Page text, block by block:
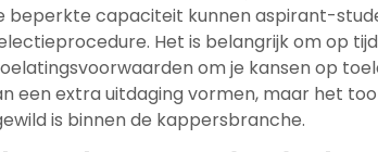
beperkte capaciteit kunnen aspirant-
Het is belangrijk om op
om je kansen op
een extra uitdaging vormen, maar het
is binnen de kappersbranche.